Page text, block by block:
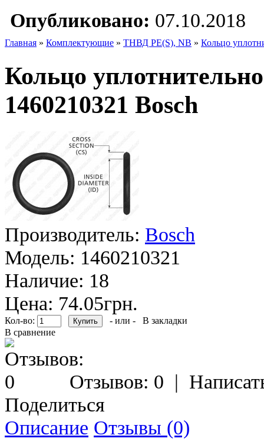
Опубликовано: 07.10.2018
Главная » Комплектующие » ТНВД PE(S), NB » Кольцо
Кольцо
1460210321 Bosch
Производитель: Bosch
Модель: 1460210321
Наличие: 18
Цена: 74.05грн.
Кол-во: - или -
В закладки
В сравнение
Отзывов: 0 |
Поделиться
Описание Отзывы (0)